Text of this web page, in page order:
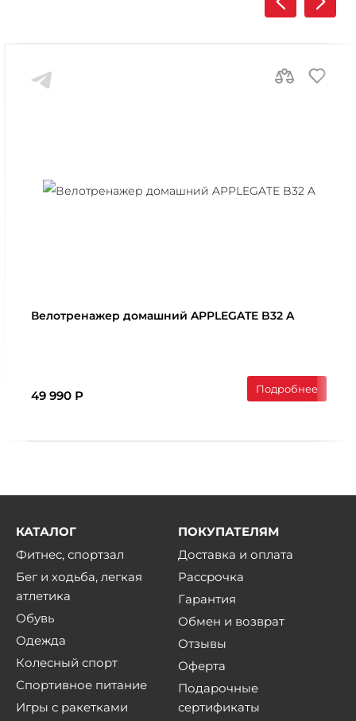
Велотренажер домашний APPLEGATE B32 A
49 990 Р Подробнее
КАТАЛОГ
Фитнес, спортзал
Бег и ходьба, легкая
атлетика
Обувь
Одежда
Колесный спорт
Спортивное питание
Игры с ракетками
ПОКУПАТЕЛЯМ
Доставка и оплата
Рассрочка
Гарантия
Обмен и возврат
Отзывы
Оферта
Подарочные
сертификаты